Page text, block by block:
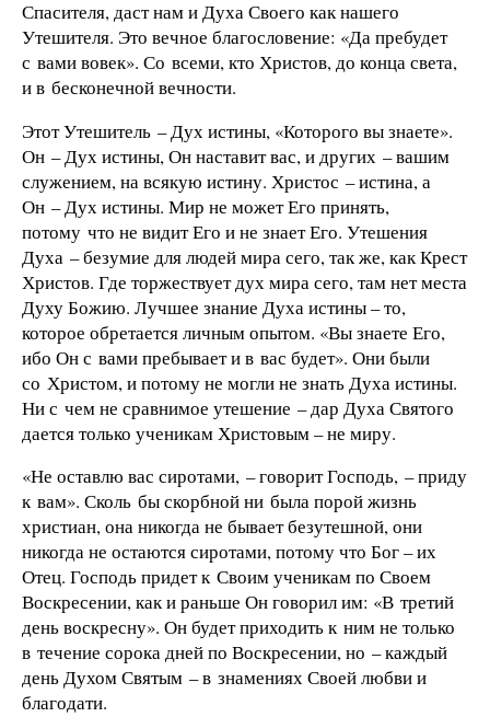
Спасителя, даст нам и Духа Своего как нашего
Утешителя. Это вечное благословение: «Да пребудет
с вами вовек». Со всеми, кто Христов, до конца света,
и в бесконечной вечности.
Этот Утешитель – Дух истины, «Которого вы знаете».
Он – Дух истины, Он наставит вас, и других – вашим
служением, на всякую истину. Христос – истина, а
Он – Дух истины. Мир не может Его принять,
потому что не видит Его и не знает Его. Утешения
Духа – безумие для людей мира сего, так же, как Крест
Христов. Где торжествует дух мира сего, там нет места
Духу Божию. Лучшее знание Духа истины – то,
которое обретается личным опытом. «Вы знаете Его,
ибо Он с вами пребывает и в вас будет». Они были
со Христом, и потому не могли не знать Духа истины.
Ни с чем не сравнимое утешение – дар Духа Святого
дается только ученикам Христовым – не миру.
«Не оставлю вас сиротами, – говорит Господь, – приду
к вам». Сколь бы скорбной ни была порой жизнь
христиан, она никогда не бывает безутешной, они
никогда не остаются сиротами, потому что Бог – их
Отец. Господь придет к Своим ученикам по Своем
Воскресении, как и раньше Он говорил им: «В третий
день воскресну». Он будет приходить к ним не только
в течение сорока дней по Воскресении, но – каждый
день Духом Святым – в знамениях Своей любви и
благодати.